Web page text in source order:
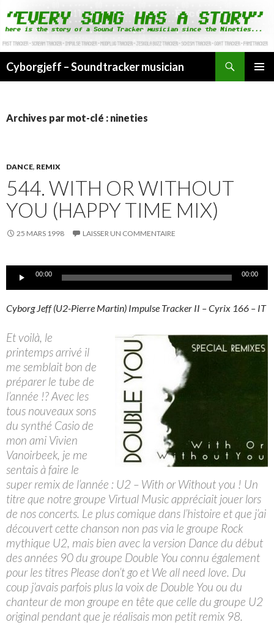
Cyborgjeff – Soundtracker musician
Archives par mot-clé : nineties
DANCE, REMIX
544. WITH OR WITHOUT
YOU (HAPPY TIME MIX)
25 MARS 1998 LAISSER UN COMMENTAIRE
Lecteur00:00 00:00
Cyborg Jeff (U2-Pierre Martin) Impulse Tracker II – Cyrix 166 – IT
Et voilà, le
printemps arrivé il
me semblait bon de
préparer le tube de
l’année !? Avec les
tous nouveaux sons
du synthé Casio de
mon ami Vivien
Vanoirbeek, je me
sentais à faire le
super remix de l’année : U2 – With or Without you ! Un
titre que notre groupe Virtual Music appréciait jouer lors
de nos concerts. Le plus comique dans l’histoire et que j’ai
découvert cette chanson non pas via le groupe Rock
mythique U2, mais bien avec la version Dance du début
des années 90 du groupe Double You connu également
pour les titres Please don’t go et We all need love. Du
coup j’avais parfois plus la voix de Double You ou du
chanteur de mon groupe en tête que celle du groupe U2
original pendant que je réalisais mon petit remix 98.